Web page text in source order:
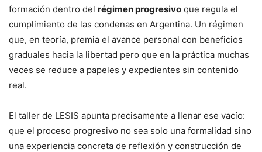
formación dentro del régimen progresivo que regula el
cumplimiento de las condenas en Argentina. Un régimen
que, en teoría, premia el avance personal con beneficios
graduales hacia la libertad pero que en la práctica muchas
veces se reduce a papeles y expedientes sin contenido
real.
El taller de LESIS apunta precisamente a llenar ese vacío:
que el proceso progresivo no sea solo una formalidad sino
una experiencia concreta de reflexión y construcción de